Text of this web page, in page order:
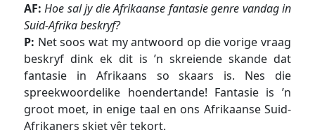
AF: Hoe sal jy die Afrikaanse fantasie genre vandag in
Suid-Afrika beskryf?
P: Net soos wat my antwoord op die vorige vraag
beskryf dink ek dit is ’n skreiende skande dat
fantasie in Afrikaans so skaars is. Nes die
spreekwoordelike hoendertande! Fantasie is ’n
groot moet, in enige taal en ons Afrikaanse Suid-
Afrikaners skiet vêr tekort.